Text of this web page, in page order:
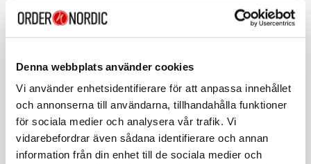
Denna webbplats använder cookies
Vi använder enhetsidentifierare för att anpassa innehållet
och annonserna till användarna, tillhandahålla funktioner
för sociala medier och analysera vår trafik. Vi
vidarebefordrar även sådana identifierare och annan
information från din enhet till de sociala medier och
Se alla produkter inom Babyliss
Beskrivning
Art. nr:C1900E